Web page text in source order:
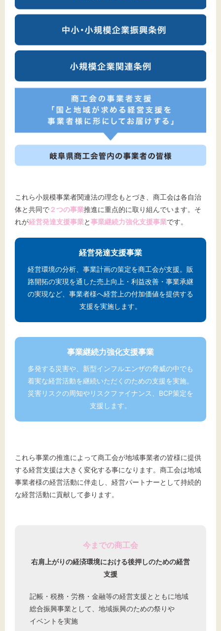
これら小規模事業者関連法の理念もとづき、商工会は各自治
体と共同で２つの事業推進に重点的に取り組んでいます。そ
れが経営発達支援事業と事業継続力強化支援事業です。
経営発達支援事業
経営環境の分析、事業計画の策定を商工会が支援。販
路開拓の実現を通した売上向上・利益改善・事業承継
の実現など、事業者様へ経営上の付加価値を提供する
支援を実施します。
事業継続力強化支援事業
多発する災害や、新型インフルエンザの脅威の中でも
着実な経営活動を継続いただくのための支援を実施。
災害リスクの周知やリスクファイナンス、BCP策定を
支援します。
これら事業の推進によって商工会が地域事業者の皆様に提供
する経営支援は大きく変化する事になります。商工会は地域
事業者様の経営活動に伴走し、経営パートナーとして持続的
な経営活動に貢献して参ります。
今までの商工会
右肩上がりの経済環境における後押しのための経営
支援
記帳・税務・労務・金融等の経営支援とともに地域
総合振興事業として、地域振興のための祭りや
イベントを実施